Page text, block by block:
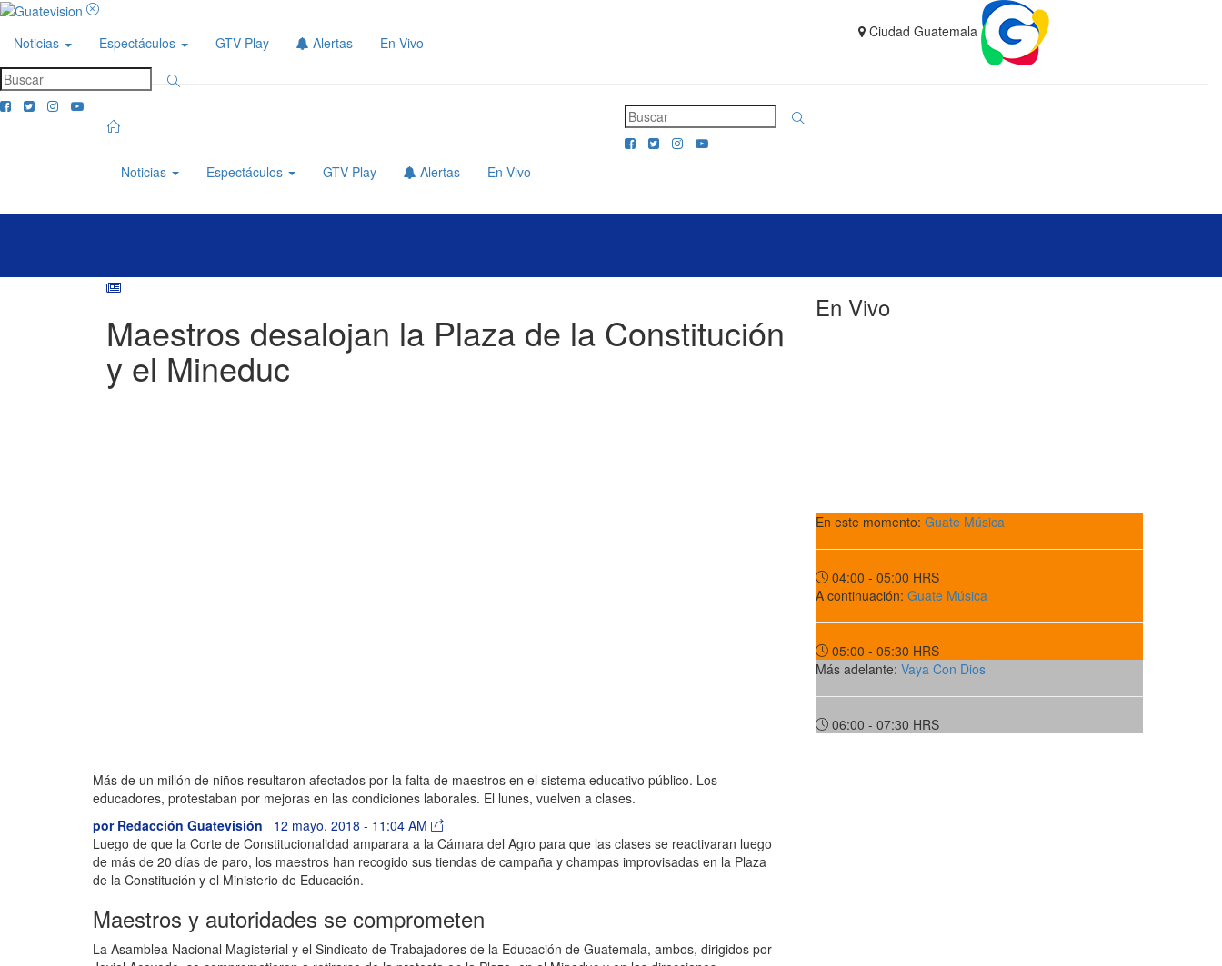
Noticias Espectáculos GTV Play Alertas En Vivo
Ciudad Guatemala
Noticias Espectáculos GTV Play Alertas En Vivo
Maestros desalojan la Plaza de la Constitución
y el Mineduc
En Vivo
En este momento: Guate Música
04:00 - 05:00 HRS
A continuación: Guate Música
05:00 - 05:30 HRS
Más adelante: Vaya Con Dios
06:00 - 07:30 HRS
Más de un millón de niños resultaron afectados por la falta de maestros en el sistema educativo público. Los
educadores, protestaban por mejoras en las condiciones laborales. El lunes, vuelven a clases.
por Redacción Guatevisión
12 mayo, 2018 - 11:04 AM
Luego de que la Corte de Constitucionalidad amparara a la Cámara del Agro para que las clases se reactivaran luego
de más de 20 días de paro, los maestros han recogido sus tiendas de campaña y champas improvisadas en la Plaza
de la Constitución y el Ministerio de Educación.
Maestros y autoridades se comprometen
La Asamblea Nacional Magisterial y el Sindicato de Trabajadores de la Educación de Guatemala, ambos, dirigidos por